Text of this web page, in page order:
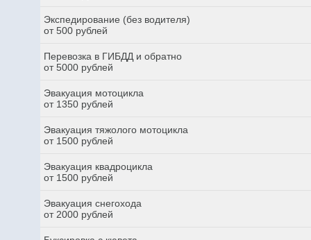
Экспедирование (без водителя)
от 500 рублей
Перевозка в ГИБДД и обратно
от 5000 рублей
Эвакуация мотоцикла
от 1350 рублей
Эвакуация тяжолого мотоцикла
от 1500 рублей
Эвакуация квадроцикла
от 1500 рублей
Эвакуация снегохода
от 2000 рублей